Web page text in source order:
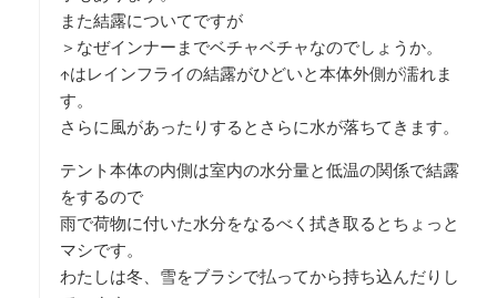
また結露についてですが
＞なぜインナーまでベチャベチャなのでしょうか。
↑はレインフライの結露がひどいと本体外側が濡れま
す。
さらに風があったりするとさらに水が落ちてきます。
テント本体の内側は室内の水分量と低温の関係で結露
をするので
雨で荷物に付いた水分をなるべく拭き取るとちょっと
マシです。
わたしは冬、雪をブラシで払ってから持ち込んだりし